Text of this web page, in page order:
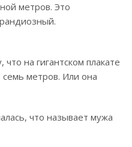
метров. Это
на гигантском плакате
метров. Или она
что называет мужа